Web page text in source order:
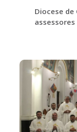
Diocese